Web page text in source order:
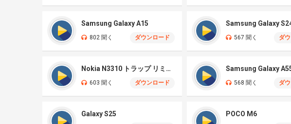
Samsung Galaxy A15
802 聞く ダウンロード
Samsung Galaxy
567 聞く ダ
Nokia N3310 トラップ リミックス
603 聞く ダウンロード
Samsung Galaxy
568 聞く ダ
Galaxy S25 POCO M6